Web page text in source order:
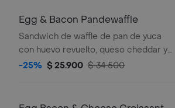
Egg & Bacon Pandewaffle
Sandwich de waffle de pan de yuca
con huevo revuelto, queso cheddar y
tocineta crocante.
-25% $ 25.900 $ 34.500